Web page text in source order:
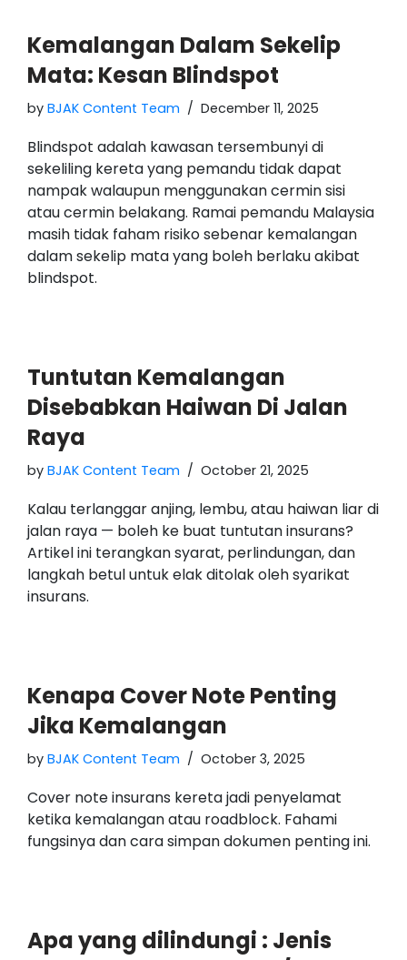
Kemalangan Dalam Sekelip
Mata: Kesan Blindspot
by BJAK Content Team December 11, 2025
Blindspot adalah kawasan tersembunyi di
sekeliling kereta yang pemandu tidak dapat
nampak walaupun menggunakan cermin sisi
atau cermin belakang. Ramai pemandu Malaysia
masih tidak faham risiko sebenar kemalangan
dalam sekelip mata yang boleh berlaku akibat
blindspot.
Tuntutan Kemalangan
Disebabkan Haiwan Di Jalan
Raya
by BJAK Content Team October 21, 2025
Kalau terlanggar anjing, lembu, atau haiwan liar di
jalan raya — boleh ke buat tuntutan insurans?
Artikel ini terangkan syarat, perlindungan, dan
langkah betul untuk elak ditolak oleh syarikat
insurans.
Kenapa Cover Note Penting
Jika Kemalangan
by BJAK Content Team October 3, 2025
Cover note insurans kereta jadi penyelamat
ketika kemalangan atau roadblock. Fahami
fungsinya dan cara simpan dokumen penting ini.
Apa yang dilindungi : Jenis